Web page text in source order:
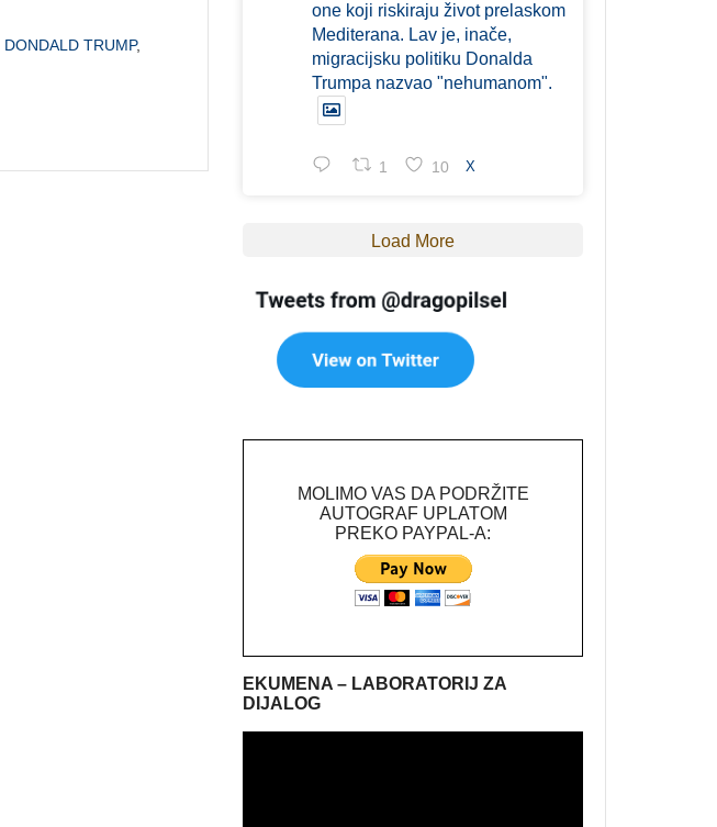
DONDALD TRUMP,
one koji riskiraju život prelaskom
Mediterana. Lav je, inače,
migracijsku politiku Donalda
Trumpa nazvao "nehumanom".
1 10 X
Load More
MOLIMO VAS DA PODRŽITE
AUTOGRAF UPLATOM
PREKO PAYPAL-A:
EKUMENA – LABORATORIJ ZA
DIJALOG